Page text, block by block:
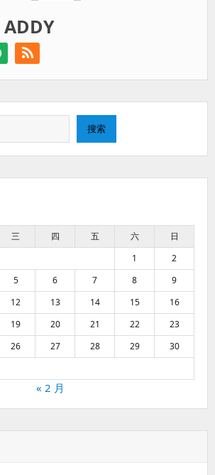
ADDY
搜索
三 四 五 六
日
1
2
5 6 7 8
9
12 13 14 15
16
19 20 21 22
23
26 27 28 29
30
« 2 月